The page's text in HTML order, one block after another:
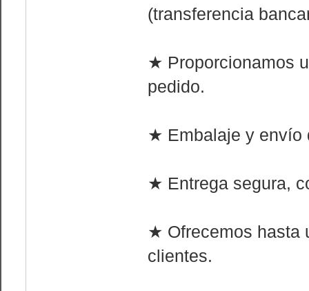
(transferencia
★ Proporcionamos
pedido.
★ Embalaje y envío
★ Entrega segura,
★ Ofrecemos hasta
clientes.